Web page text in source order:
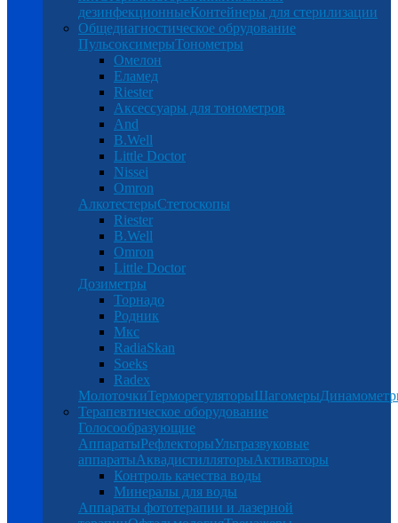
дезинфекционныеКонтейнеры для стерилизации
Общедиагностическое обрудование
ПульсоксимерыТонометры
Омелон
Еламед
Riester
Аксессуары для тонометров
And
B.Well
Little Doctor
Nissei
Omron
АлкотестерыСтетоскопы
Riester
B.Well
Omron
Little Doctor
Дозиметры
Торнадо
Родник
Мкс
RadiaSkan
Soeks
Radex
МолоточкиТерморегуляторыШагомеры
Терапевтическое оборудование
Голосообразующие
АппаратыРефлекторыУльтразвуковые
аппаратыАквадистилляторыАктиваторы
Контроль качества воды
Минералы для воды
Аппараты фототерапии и лазерной